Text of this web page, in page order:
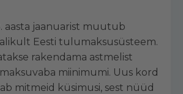
aasta jaanuarist muutub
Eesti tulumaksusüsteem.
rakendama astmelist
miinimumi. Uus kord
mitmeid küsimusi, sest nüüd